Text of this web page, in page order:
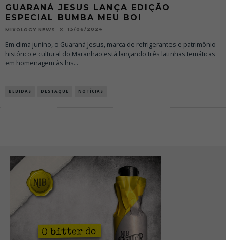
GUARANÁ JESUS LANÇA EDIÇÃO
ESPECIAL BUMBA MEU BOI
MIXOLOGY NEWS 13/06/2024
Em clima junino, o Guaraná Jesus, marca de refrigerantes e patrimônio
histórico e cultural do Maranhão está lançando três latinhas temáticas
em homenagem às his...
BEBIDAS DESTAQUE NOTÍCIAS